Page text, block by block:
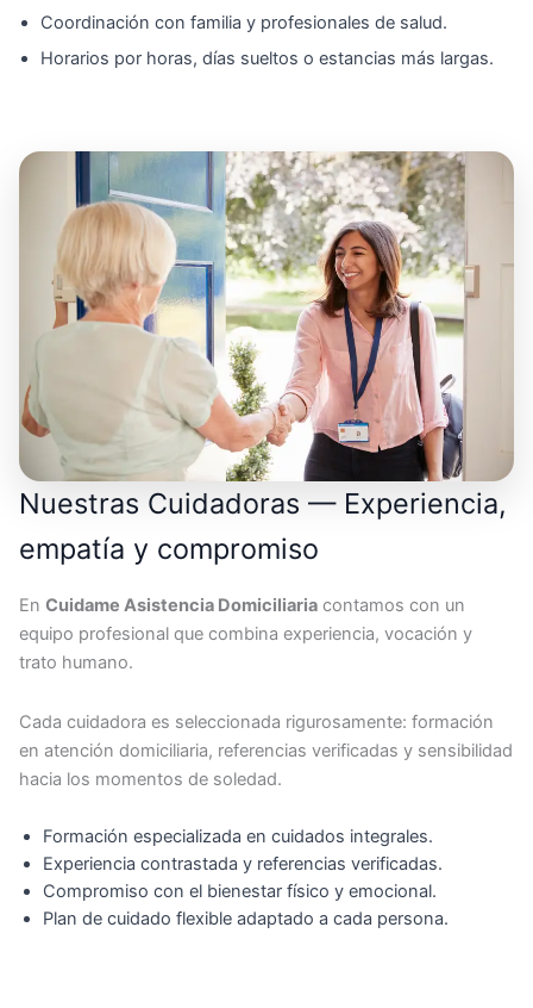
Coordinación con familia y profesionales de salud.
Horarios por horas, días sueltos o estancias más largas.
Nuestras Cuidadoras — Experiencia,
empatía y compromiso
En Cuidame Asistencia Domiciliaria contamos con un
equipo profesional que combina experiencia, vocación y
trato humano.
Cada cuidadora es seleccionada rigurosamente: formación
en atención domiciliaria, referencias verificadas y sensibilidad
hacia los momentos de soledad.
Formación especializada en cuidados integrales.
Experiencia contrastada y referencias verificadas.
Compromiso con el bienestar físico y emocional.
Plan de cuidado flexible adaptado a cada persona.